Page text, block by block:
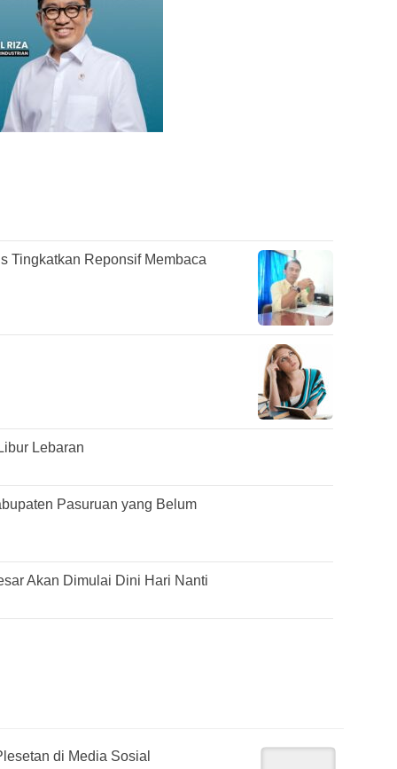
Tingkatkan Reponsif Membaca
Lebaran
Pasuruan yang Belum
Akan Dimulai Dini Hari Nanti
di Media Sosial